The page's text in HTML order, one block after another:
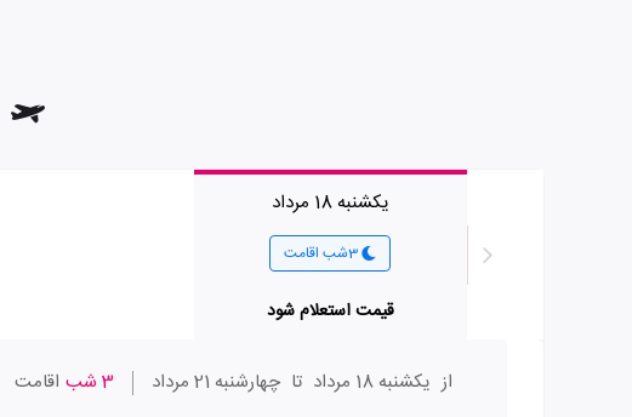
یکشنبه 18 مرداد
3شب اقامت
قیمت استعلام شود
از یکشنبه 18 مرداد تا چهارشنبه 21 مرداد 3 شب اقامت